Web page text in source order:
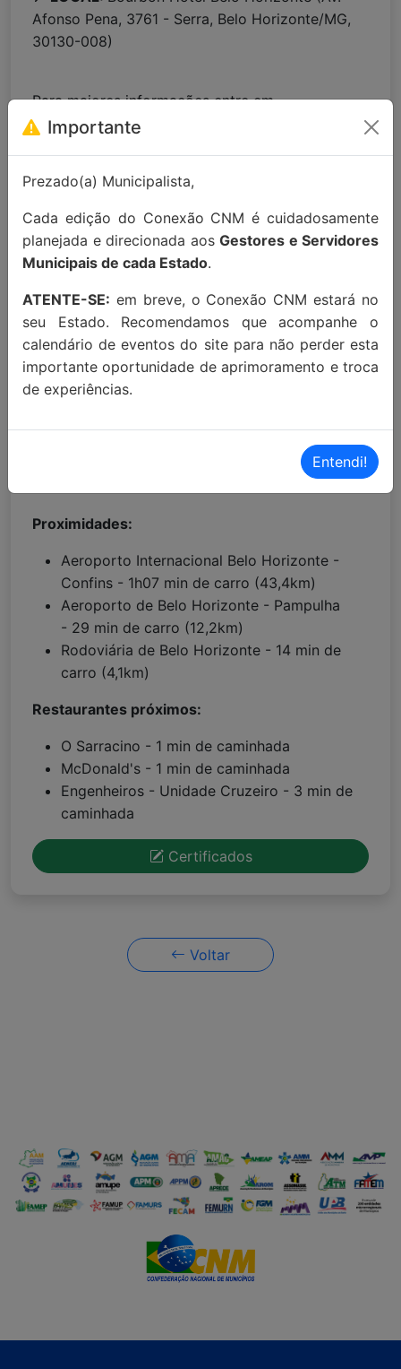
Afonso Pena, 3761 - Serra, Belo Horizonte/MG,
30130-008)
Para maiores informações entre em
contato:contato@conexaocnm.org.br
ou whats
Apoio Institucional:
MAIORES INFORMAÇÕES:
Proximidades:
Aeroporto Internacional Belo Horizonte -
Confins - 1h07 min de carro (43,4km)
Aeroporto de Belo Horizonte - Pampulha
- 29 min de carro (12,2km)
Rodoviária de Belo Horizonte - 14 min de
carro (4,1km)
Restaurantes próximos:
O Sarracino - 1 min de caminhada
McDonald's - 1 min de caminhada
Engenheiros - Unidade Cruzeiro - 3 min de
caminhada
Certificados
Voltar
Importante
Prezado(a) Municipalista,
Cada edição do Conexão CNM é cuidadosamente
planejada e direcionada aos Gestores e Servidores
Municipais de cada Estado.
ATENTE-SE: em breve, o Conexão CNM estará no
seu Estado. Recomendamos que acompanhe o
calendário de eventos do site para não perder esta
importante oportunidade de aprimoramento e troca
de experiências.
Entendi!